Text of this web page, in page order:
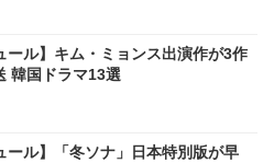
ール】キム・ミョンス出演作が3作
韓国ドラマ13選
ール】「冬ソナ」日本特別版が早